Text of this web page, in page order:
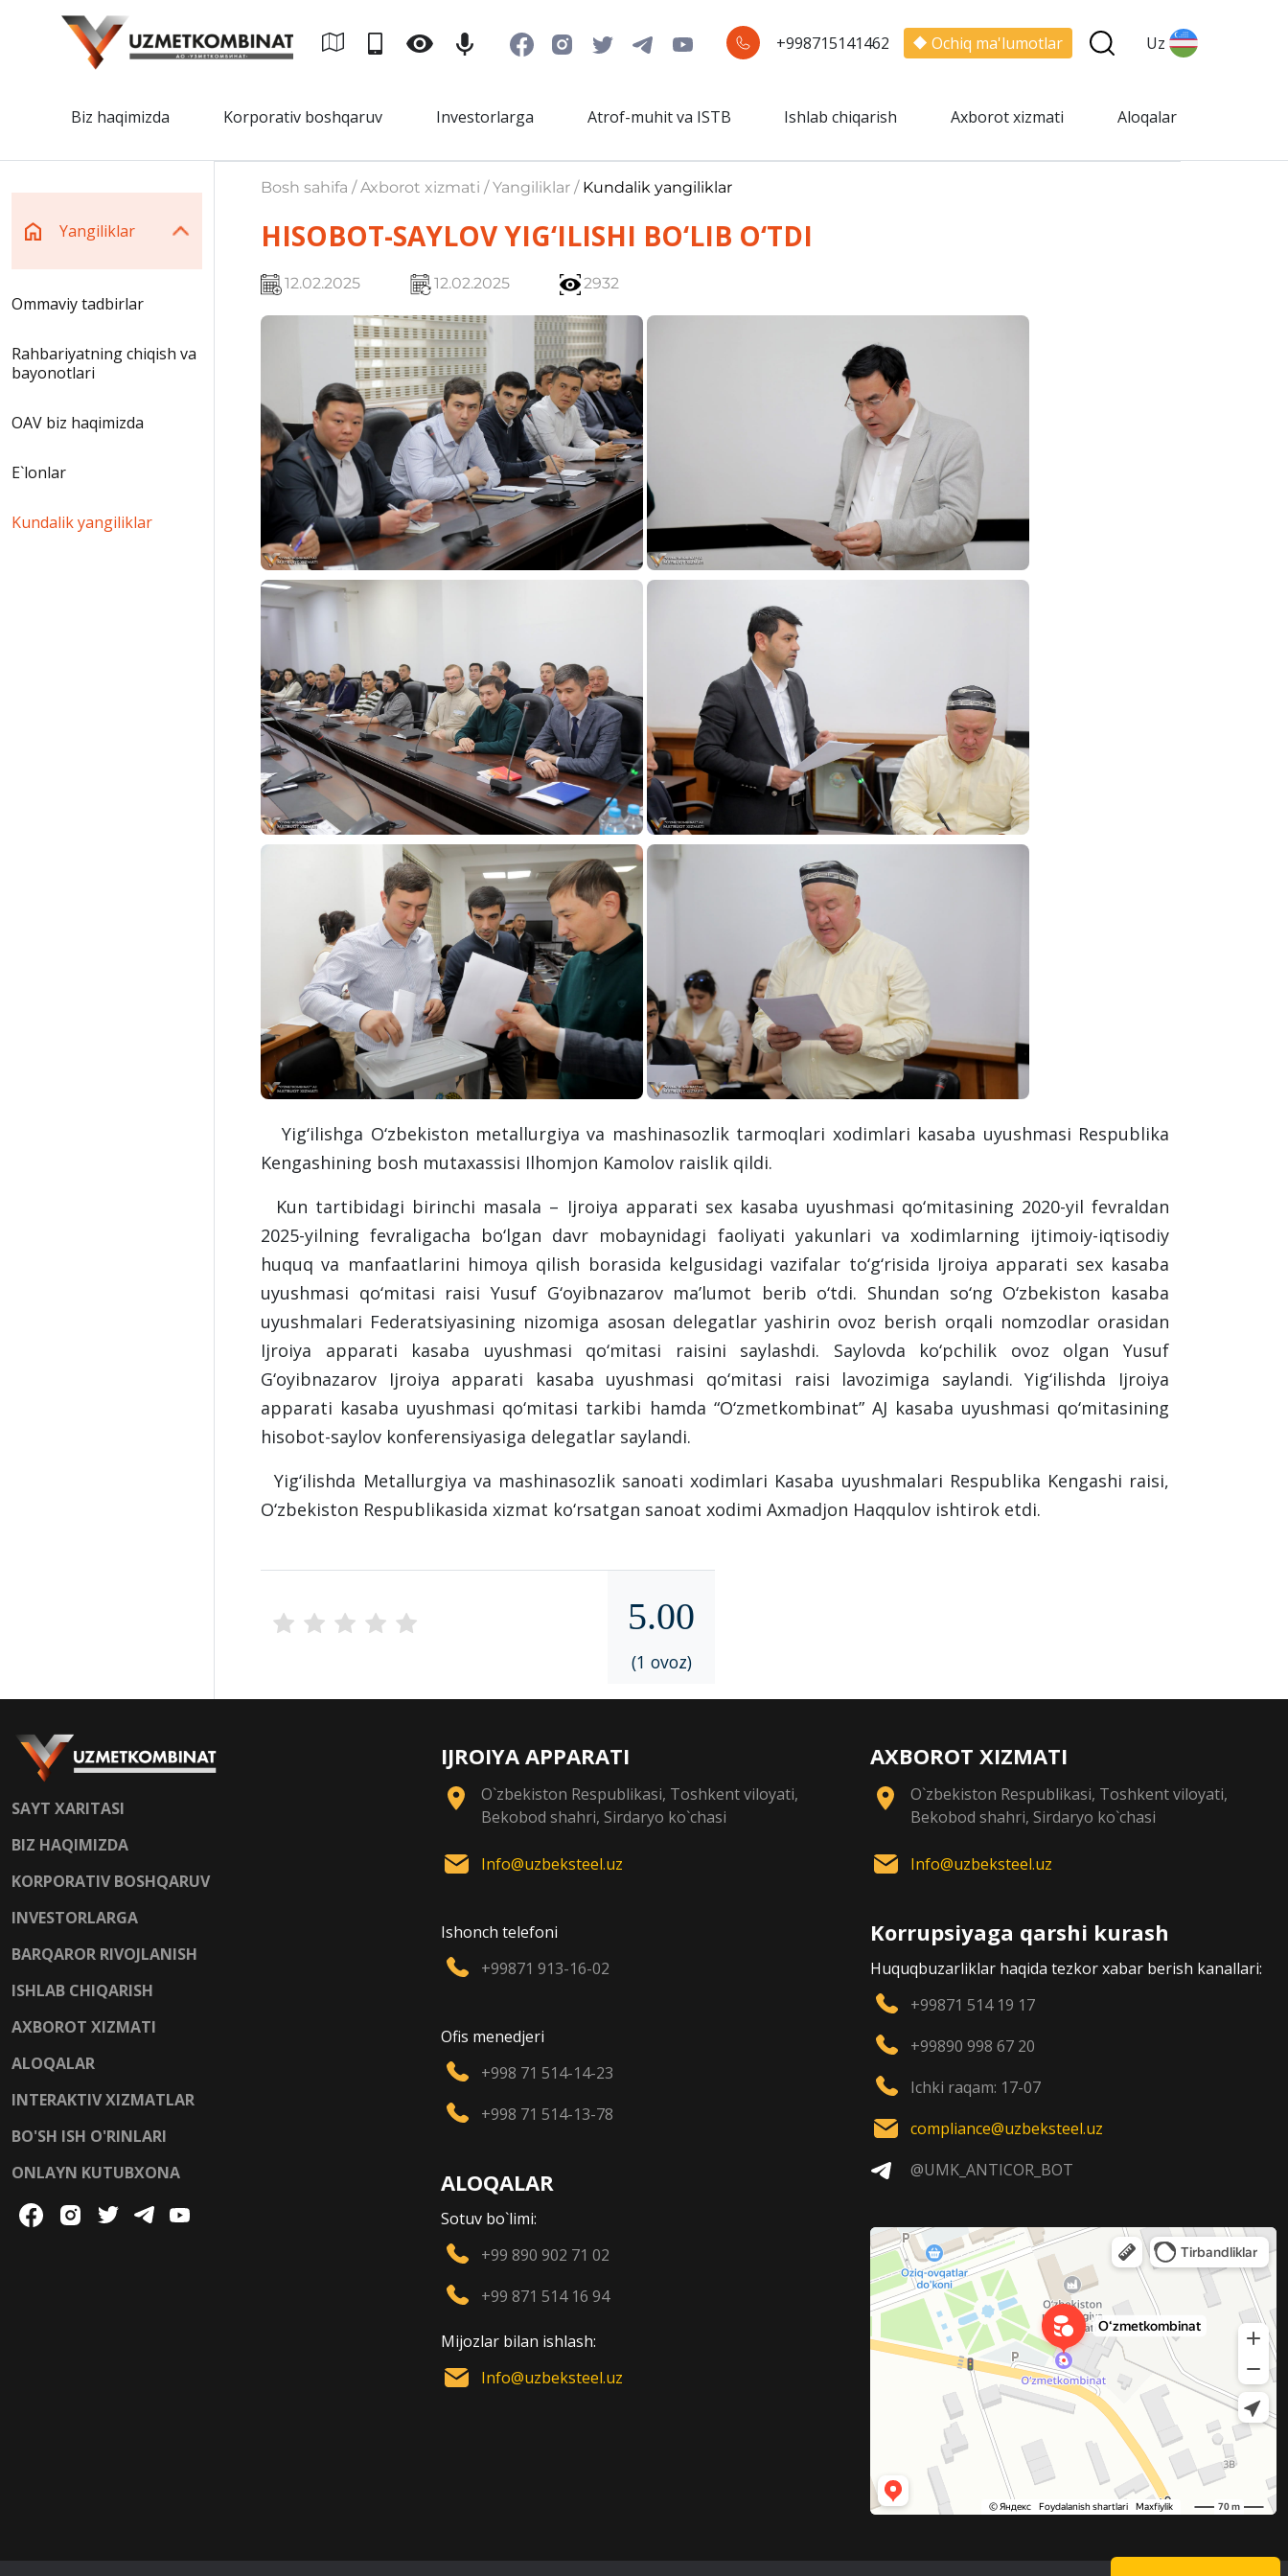
+998715141462 Ochiq ma'lumotlar Uz
Biz haqimizda Korporativ boshqaruv Investorlarga Atrof-muhit va ISTB Ishlab chiqarish Axborot xizmati Aloqalar
Yangiliklar
Ommaviy tadbirlar
Rahbariyatning chiqish va
bayonotlari
OAV biz haqimizda
E`lonlar
Kundalik yangiliklar
Bosh sahifa / Axborot xizmati / Yangiliklar / Kundalik yangiliklar
HISOBOT-SAYLOV YIG‘ILISHI BO‘LIB O‘TDI
12.02.2025 12.02.2025 2932
Yig‘ilishga O‘zbekiston metallurgiya va mashinasozlik tarmoqlari xodimlari kasaba uyushmasi Respublika
Kengashining bosh mutaxassisi Ilhomjon Kamolov raislik qildi.
Kun tartibidagi birinchi masala – Ijroiya apparati sex kasaba uyushmasi qo‘mitasining 2020-yil fevraldan
2025-yilning fevraligacha bo‘lgan davr mobaynidagi faoliyati yakunlari va xodimlarning ijtimoiy-iqtisodiy
huquq va manfaatlarini himoya qilish borasida kelgusidagi vazifalar to‘g‘risida Ijroiya apparati sex kasaba
uyushmasi qo‘mitasi raisi Yusuf G‘oyibnazarov ma’lumot berib o‘tdi. Shundan so‘ng O‘zbekiston kasaba
uyushmalari Federatsiyasining nizomiga asosan delegatlar yashirin ovoz berish orqali nomzodlar orasidan
Ijroiya apparati kasaba uyushmasi qo‘mitasi raisini saylashdi. Saylovda ko‘pchilik ovoz olgan Yusuf
G‘oyibnazarov Ijroiya apparati kasaba uyushmasi qo‘mitasi raisi lavozimiga saylandi. Yig‘ilishda Ijroiya
apparati kasaba uyushmasi qo‘mitasi tarkibi hamda “O‘zmetkombinat” AJ kasaba uyushmasi qo‘mitasining
hisobot-saylov konferensiyasiga delegatlar saylandi.
Yig‘ilishda Metallurgiya va mashinasozlik sanoati xodimlari Kasaba uyushmalari Respublika Kengashi raisi,
O‘zbekiston Respublikasida xizmat ko‘rsatgan sanoat xodimi Axmadjon Haqqulov ishtirok etdi.
5.00
(1 ovoz)
SAYT XARITASI
BIZ HAQIMIZDA
KORPORATIV BOSHQARUV
INVESTORLARGA
BARQAROR RIVOJLANISH
ISHLAB CHIQARISH
AXBOROT XIZMATI
ALOQALAR
INTERAKTIV XIZMATLAR
BO'SH ISH O'RINLARI
ONLAYN KUTUBXONA
IJROIYA APPARATI
O`zbekiston Respublikasi, Toshkent viloyati,
Bekobod shahri, Sirdaryo ko`chasi
Info@uzbeksteel.uz
Ishonch telefoni
+99871 913-16-02
Ofis menedjeri
+998 71 514-14-23
+998 71 514-13-78
ALOQALAR
Sotuv bo`limi:
+99 890 902 71 02
+99 871 514 16 94
Mijozlar bilan ishlash:
Info@uzbeksteel.uz
AXBOROT XIZMATI
O`zbekiston Respublikasi, Toshkent viloyati,
Bekobod shahri, Sirdaryo ko`chasi
Info@uzbeksteel.uz
Korrupsiyaga qarshi kurash
Huquqbuzarliklar haqida tezkor xabar berish kanallari:
+99871 514 19 17
+99890 998 67 20
Ichki raqam: 17-07
compliance@uzbeksteel.uz
@UMK_ANTICOR_BOT